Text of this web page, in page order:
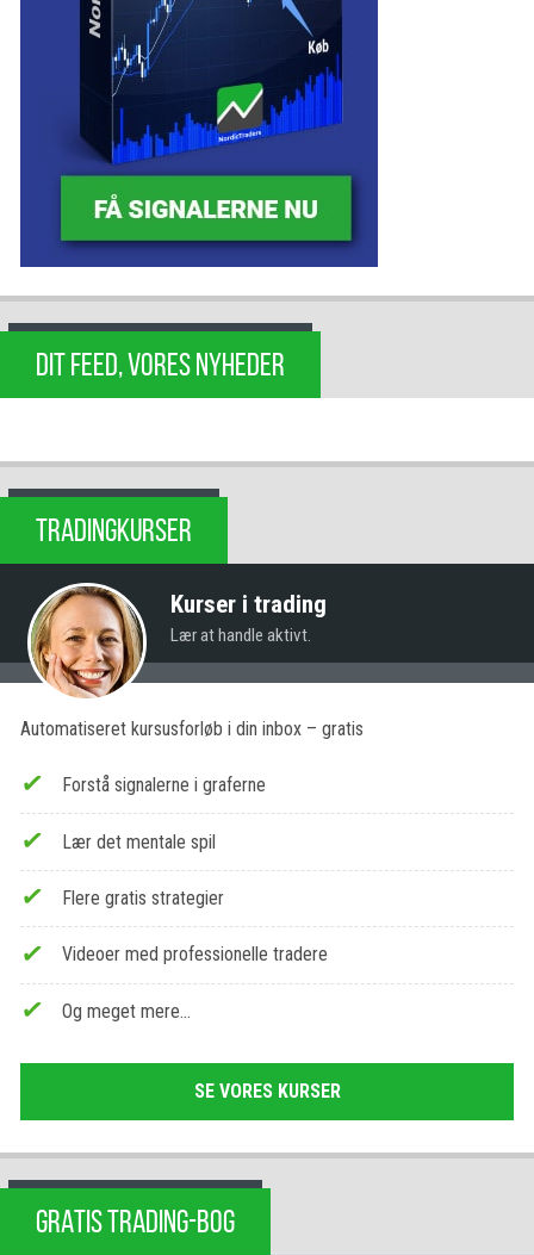
DIT FEED, VORES NYHEDER
TRADINGKURSER
Kurser i trading
Lær at handle aktivt.
Automatiseret kursusforløb i din inbox – gratis
Forstå signalerne i graferne
Lær det mentale spil
Flere gratis strategier
Videoer med professionelle tradere
Og meget mere…
SE VORES KURSER
GRATIS TRADING-BOG